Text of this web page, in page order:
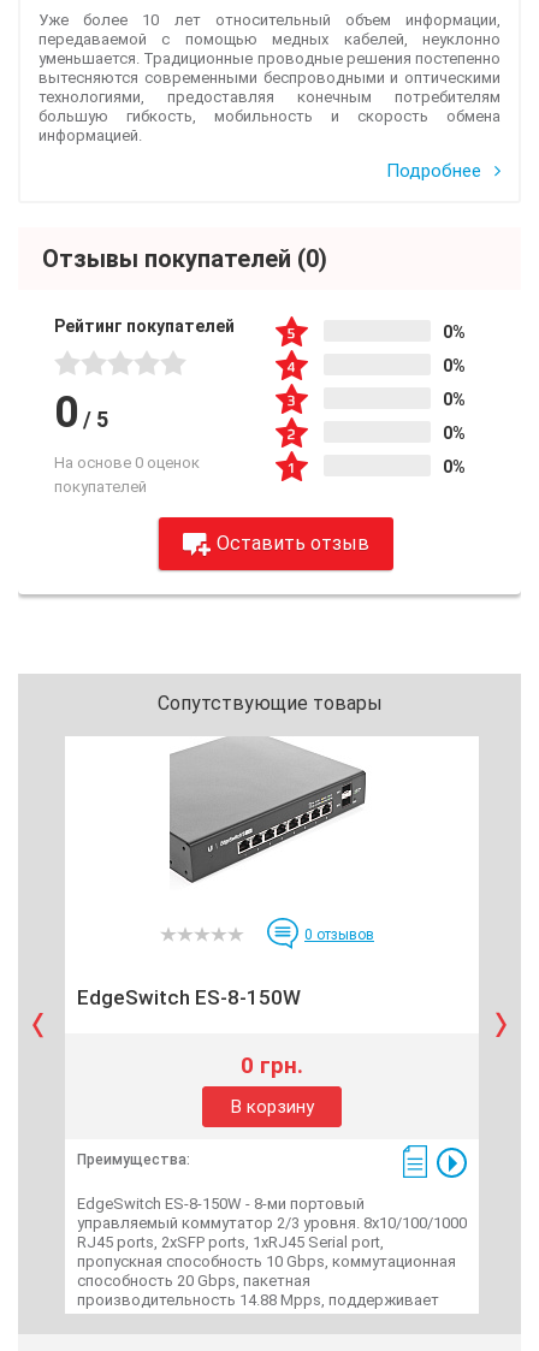
Уже более 10 лет относительный объем информации,
передаваемой с помощью медных кабелей, неуклонно
уменьшается. Традиционные проводные решения постепенно
вытесняются современными беспроводными и оптическими
технологиями, предоставляя конечным потребителям
большую гибкость, мобильность и скорость обмена
информацией.
Подробнее
Отзывы покупателей (0)
Рейтинг покупателей
0 / 5
На основе 0 оценок
покупателей
0%
0%
0%
0%
0%
Оставить отзыв
Сопутствующие товары
0 отзывов
EdgeSwitch ES-8-150W
0 грн.
В корзину
Преимущества:
EdgeSwitch ES-8-150W - 8-ми портовый
управляемый коммутатор 2/3 уровня. 8x10/100/1000
RJ45 ports, 2xSFP ports, 1xRJ45 Serial port,
пропускная способность 10 Gbps, коммутационная
способность 20 Gbps, пакетная
производительность 14.88 Mpps, поддерживает
PoE+, Passive PoE. Блок питания 150W.